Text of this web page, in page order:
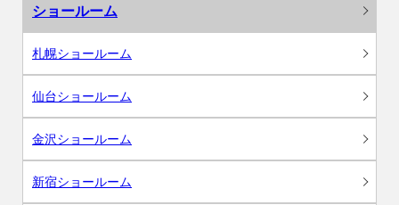
ショールーム
札幌ショールーム
仙台ショールーム
金沢ショールーム
新宿ショールーム